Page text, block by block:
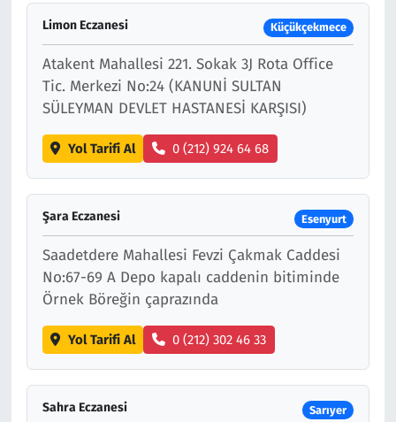
Limon Eczanesi Küçükçekmece
Atakent Mahallesi 221. Sokak 3J Rota Office
Tic. Merkezi No:24 (KANUNİ SULTAN
SÜLEYMAN DEVLET HASTANESİ KARŞISI)
Yol Tarifi Al 0 (212) 924 64 68
Şara Eczanesi Esenyurt
Saadetdere Mahallesi Fevzi Çakmak Caddesi
No:67-69 A Depo kapalı caddenin bitiminde
Örnek Böreğin çaprazında
Yol Tarifi Al 0 (212) 302 46 33
Sahra Eczanesi Sarıyer